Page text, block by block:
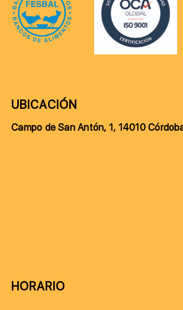
UBICACIÓN
Campo de San Antón, 1, 14010
HORARIO